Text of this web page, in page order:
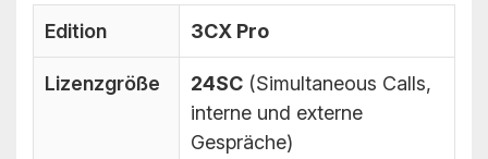
Edition 3CX Pro
Lizenzgröße 24SC (Simultaneous Calls,
interne und externe
Gespräche)